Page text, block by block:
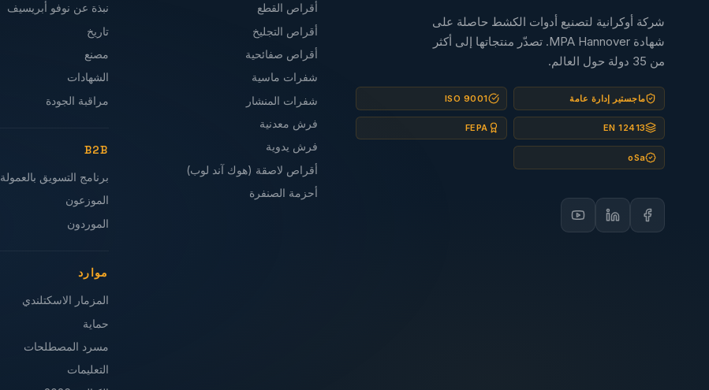
شركة أوكرانية لتصنيع أدوات الكشط حاصلة على
شهادة MPA Hannover. تصدّر منتجاتها إلى أكثر
من 35 دولة حول العالم.
ماجستير إدارة عامة ISO 9001
EN 12413
FEPA
oSa
أقراص القطع
أقراص التجليخ
أقراص صفائحية
شفرات ماسية
شفرات المنشار
فرش معدنية
فرش يدوية
أقراص لاصقة (هوك آند لوب)
أحزمة الصنفرة
نبذة عن نوفو أبريسيف
تاريخ
مصنع
الشهادات
مراقبة الجودة
B2B
برنامج التسويق بالعمولة
الموزعون
الموردون
موارد
المزمار الاسكتلندي
حماية
مسرد المصطلحات
التعليمات